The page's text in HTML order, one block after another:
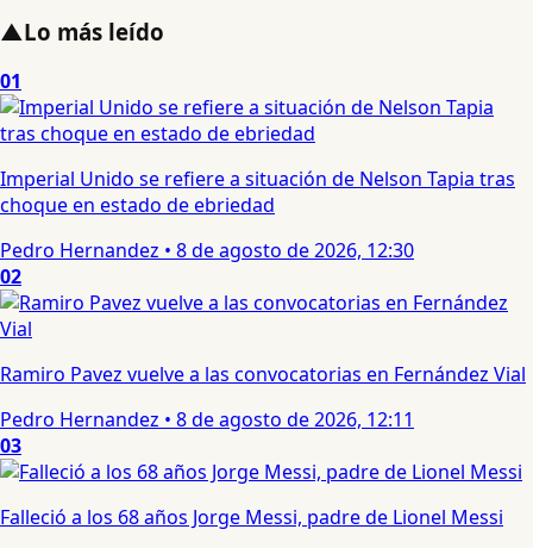
▲Lo más leído
01
Imperial Unido se refiere a situación de Nelson Tapia tras
choque en estado de ebriedad
Pedro Hernandez • 8 de agosto de 2026, 12:30
02
Ramiro Pavez vuelve a las convocatorias en Fernández Vial
Pedro Hernandez • 8 de agosto de 2026, 12:11
03
Falleció a los 68 años Jorge Messi, padre de Lionel Messi